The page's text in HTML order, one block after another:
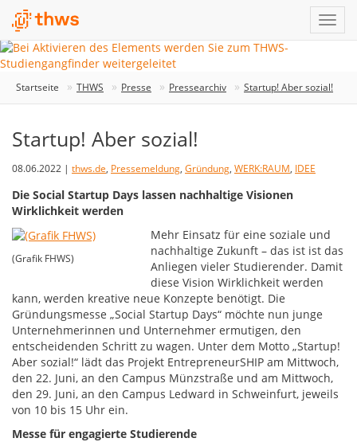
Startseite THWS Presse Pressearchiv Startup! Aber sozial!
Startup! Aber sozial!
08.06.2022 | thws.de, Pressemeldung, Gründung, WERK:RAUM, IDEE
Die Social Startup Days lassen nachhaltige Visionen
Wirklichkeit werden
(Grafik FHWS)
Mehr Einsatz für eine soziale und
nachhaltige Zukunft – das ist ist das
Anliegen vieler Studierender. Damit
diese Vision Wirklichkeit werden
kann, werden kreative neue Konzepte benötigt. Die
Gründungsmesse „Social Startup Days“ möchte nun junge
Unternehmerinnen und Unternehmer ermutigen, den
entscheidenden Schritt zu wagen. Unter dem Motto „Startup!
Aber sozial!“ lädt das Projekt EntrepreneurSHIP am Mittwoch,
den 22. Juni, an den Campus Münzstraße und am Mittwoch,
den 29. Juni, an den Campus Ledward in Schweinfurt, jeweils
von 10 bis 15 Uhr ein.
Messe für engagierte Studierende